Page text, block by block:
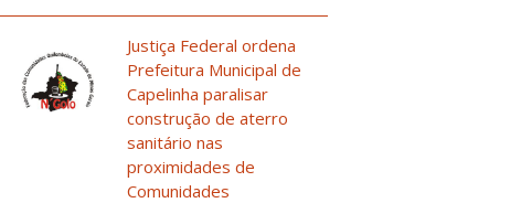
Justiça Federal ordena
Prefeitura Municipal de
Capelinha paralisar
construção de aterro
sanitário nas
proximidades de
Comunidades